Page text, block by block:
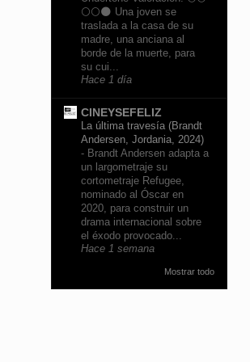
🌕🌕🌑 Una joven se
traslada a la casa de su
madre, una anciana al
borde de la muerte, para
su cui...
Hace 1 día
CINEYSEFELIZ
La última travesía (Brandt
Andersen, Jordania, 2024)
- Brandt Andersen adapta a
un largometraje su
cortometraje Refugee,
nominado al Óscar en
2020, para construir un
drama internacional sobre
el éxodo provocado...
Hace 1 semana
Mostrar todo